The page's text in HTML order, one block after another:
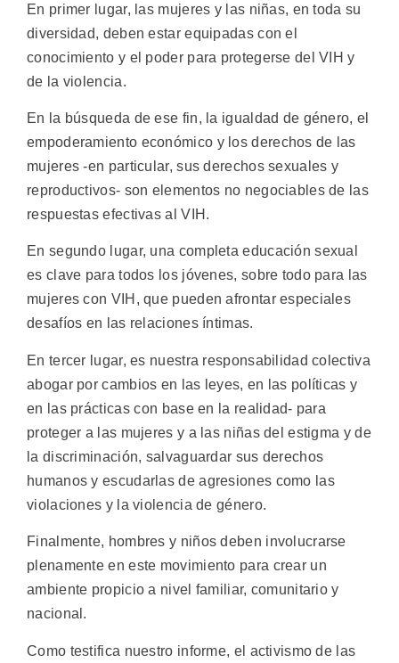
En primer lugar, las mujeres y las niñas, en toda su
diversidad, deben estar equipadas con el
conocimiento y el poder para protegerse del VIH y
de la violencia.
En la búsqueda de ese fin, la igualdad de género, el
empoderamiento económico y los derechos de las
mujeres -en particular, sus derechos sexuales y
reproductivos- son elementos no negociables de las
respuestas efectivas al VIH.
En segundo lugar, una completa educación sexual
es clave para todos los jóvenes, sobre todo para las
mujeres con VIH, que pueden afrontar especiales
desafíos en las relaciones íntimas.
En tercer lugar, es nuestra responsabilidad colectiva
abogar por cambios en las leyes, en las políticas y
en las prácticas con base en la realidad- para
proteger a las mujeres y a las niñas del estigma y de
la discriminación, salvaguardar sus derechos
humanos y escudarlas de agresiones como las
violaciones y la violencia de género.
Finalmente, hombres y niños deben involucrarse
plenamente en este movimiento para crear un
ambiente propicio a nivel familiar, comunitario y
nacional.
Como testifica nuestro informe, el activismo de las